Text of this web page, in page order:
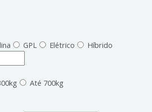
GPL Elétrico
Híbrido
Até 700kg